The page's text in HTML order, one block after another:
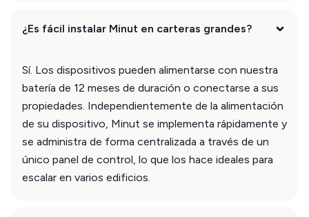
¿Es fácil instalar Minut en carteras grandes?
Sí. Los dispositivos pueden alimentarse con nuestra
batería de 12 meses de duración o conectarse a sus
propiedades. Independientemente de la alimentación
de su dispositivo, Minut se implementa rápidamente y
se administra de forma centralizada a través de un
único panel de control, lo que los hace ideales para
escalar en varios edificios.